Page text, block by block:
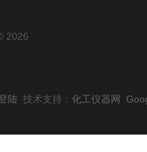
2026
陆 技术支持： 化工仪器网